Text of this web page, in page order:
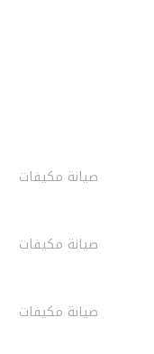
صيانة مكيفات
صيانة مكيفات
صيانة مكيفات